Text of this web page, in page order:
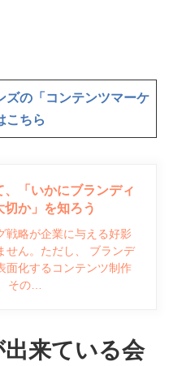
ズの「コンテンツマーケ
こちら
、「いかにブランディ
切か」を知ろう
戦略が企業に与える好影
せん。ただし、 ブランデ
面化するコンテンツ制作
その…
来ている会